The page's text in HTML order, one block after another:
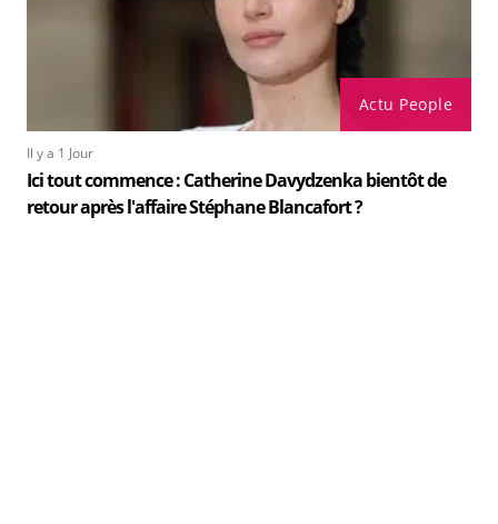
Actu People
Il y a 1 Jour
Ici tout commence : Catherine Davydzenka bientôt de
retour après l'affaire Stéphane Blancafort ?